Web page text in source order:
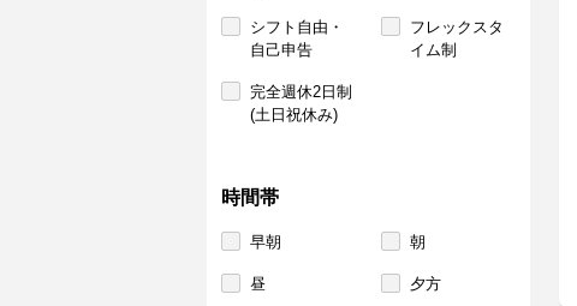
シフト自由・
自己申告
フレックスタ
イム制
完全週休2日制
(土日祝休み)
時間帯
早朝 朝
昼 夕方